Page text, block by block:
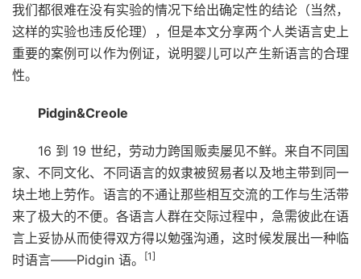
我们都很难在没有实验的情况下给出确定性的结论（当然，
这样的实验也违反伦理），但是本文分享两个人类语言史上
重要的案例可以作为例证，说明婴儿可以产生新语言的合理
性。
Pidgin&Creole
16 到 19 世纪，劳动力跨国贩卖屡见不鲜。来自不同国
家、不同文化、不同语言的奴隶被贸易者以及地主带到同一
块土地上劳作。语言的不通让那些相互交流的工作与生活带
来了极大的不便。各语言人群在交际过程中，急需彼此在语
言上妥协从而使得双方得以勉强沟通，这时候发展出一种临
时语言——Pidgin 语。
[1]